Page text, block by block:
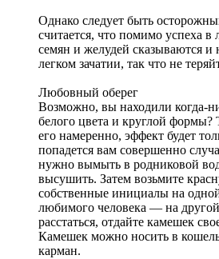
Однако следует быть
считается, что помимо успеха
семян и желудей сказываются и
легком зачатии, так что не
Любовный оберег
Возможно, вы находили когда-
белого цвета и круглой формы?
его намеренно, эффект будет
попадется вам совершенно
нужно вымыть в родниковой
высушить. Затем возьмите
собственные инициалы на
любимого человека — на
расстаться, отдайте камешек
Камешек можно носить в
карман.